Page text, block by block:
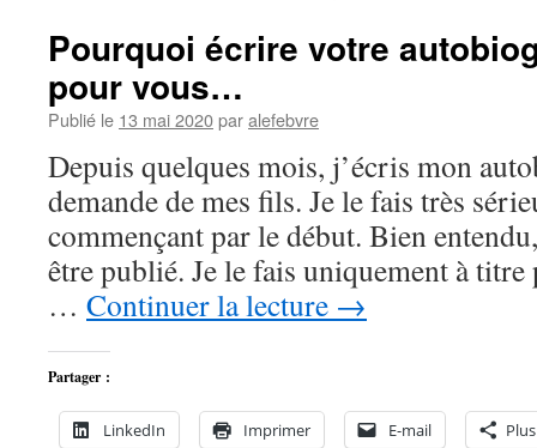
Pourquoi écrire votre
pour vous…
Publié le 13 mai 2020paralefebvre
Depuis quelques mois, j’écris mon
demande de mes fils. Je le fais très
commençant par le début. Bien
être publié. Je le fais uniquement à
… Continuer la lecture →
Partager :
LinkedIn Imprimer E-mail Plus